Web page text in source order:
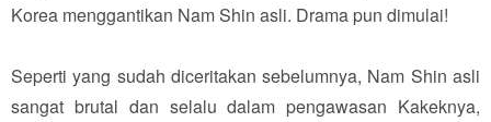
Korea menggantikan Nam Shin asli. Drama pun dimulai!
Seperti yang sudah diceritakan sebelumnya, Nam Shin asli
sangat brutal dan selalu dalam pengawasan Kakeknya,